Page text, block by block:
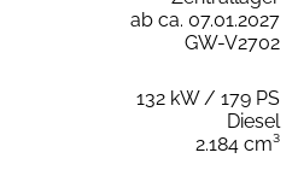
ab ca. 07.01.2027
GW-V2702
132 kW / 179 PS
Diesel
2.184 cm³